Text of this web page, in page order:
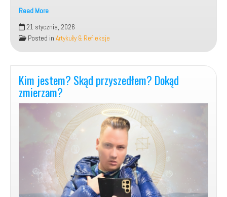
Read More
Jak
to
jest
z
tym
Niebem?
21 stycznia, 2026
Posted in Artykuły & Refleksje
Kim jestem? Skąd przyszedłem? Dokąd
zmierzam?